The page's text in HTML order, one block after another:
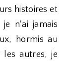
histoires et
n'ai jamais
hormis au
les autres, je